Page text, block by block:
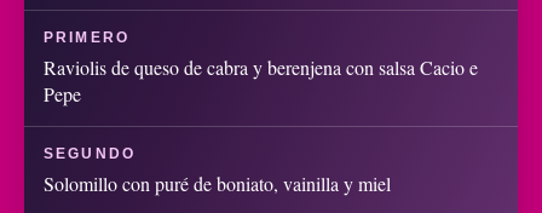
PRIMERO
Raviolis de queso de cabra y berenjena con salsa Cacio e
Pepe
SEGUNDO
Solomillo con puré de boniato, vainilla y miel